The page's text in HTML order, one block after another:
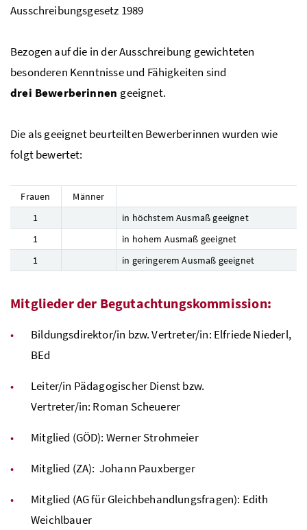
Ausschreibungsgesetz 1989
Bezogen auf die in der Ausschreibung gewichteten
besonderen Kenntnisse und Fähigkeiten sind
drei Bewerberinnen geeignet.
Die als geeignet beurteilten Bewerberinnen wurden wie
folgt bewertet:
Frauen
Männer
1
in höchstem Ausmaß geeignet
1
in hohem Ausmaß geeignet
1
in geringerem Ausmaß geeignet
Mitglieder der Begutachtungskommission:
Bildungsdirektor/in bzw.Vertreter/in: Elfriede Niederl,
BEd
Leiter/in Pädagogischer Dienstbzw.
Vertreter/in: Roman Scheuerer
Mitglied (GÖD): Werner Strohmeier
Mitglied (ZA): Johann Pauxberger
Mitglied (AGfür Gleichbehandlungsfragen): Edith
Weichlbauer